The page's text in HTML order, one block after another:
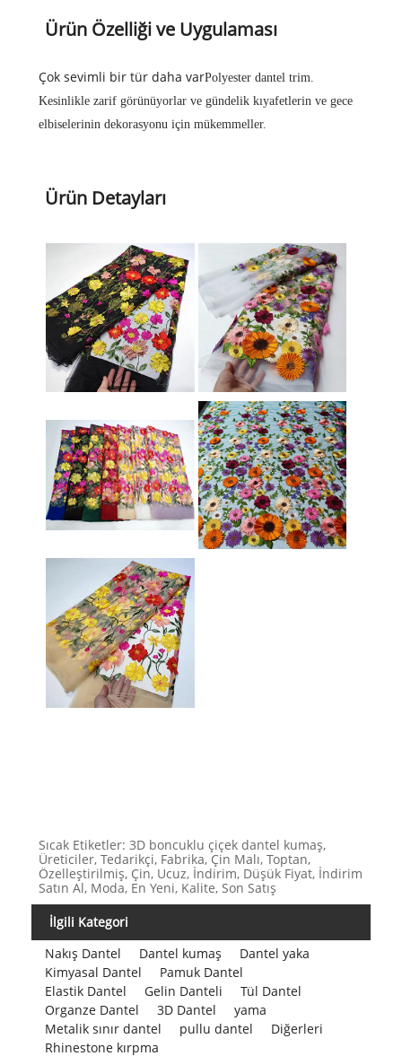
Ürün Özelliği ve Uygulaması
Çok sevimli bir tür daha varPolyester dantel trim
Kesinlikle zarif görünüyorlar ve gündelik kıyafetlerin ve gece
elbiselerinin dekorasyonu için mükemmeller.
Ürün Detayları
Sıcak Etiketler: 3D boncuklu çiçek dantel kumaş,
Üreticiler, Tedarikçi, Fabrika, Çin Malı, Toptan,
Özelleştirilmiş, Çin, Ucuz, İndirim, Düşük Fiyat, İndirim
Satın Al, Moda, En Yeni, Kalite, Son Satış
İlgili Kategori
Nakış Dantel
Dantel kumaş
Dantel yaka
Kimyasal Dantel
Pamuk Dantel
Elastik Dantel
Gelin Danteli
Tül Dantel
Organze Dantel
3D Dantel
yama
Metalik sınır dantel
pullu dantel
Diğerleri
Rhinestone kırpma